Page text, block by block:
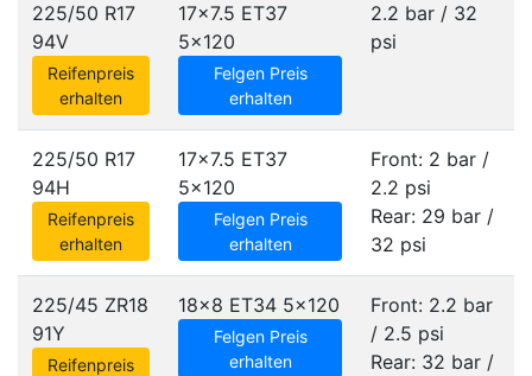
225/50 R17
94V
Reifenpreis
erhalten
17x7.5 ET37
5x120
Felgen Preis
erhalten
2.2 bar / 32
psi
225/50 R17
94H
Reifenpreis
erhalten
17x7.5 ET37
5x120
Felgen Preis
erhalten
Front: 2 bar /
2.2 psi
Rear: 29 bar /
32 psi
225/45 ZR18
91Y
Reifenpreis
18x8 ET34 5x120
Felgen Preis
erhalten
Front: 2.2 bar
/ 2.5 psi
Rear: 32 bar /